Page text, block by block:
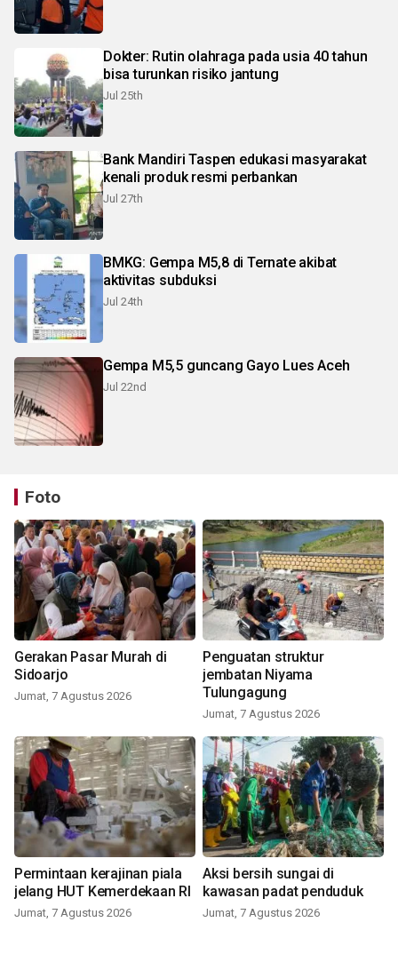
Dokter: Rutin olahraga pada usia 40 tahun
bisa turunkan risiko jantung
Jul 25th
Bank Mandiri Taspen edukasi masyarakat
kenali produk resmi perbankan
Jul 27th
BMKG: Gempa M5,8 di Ternate akibat
aktivitas subduksi
Jul 24th
Gempa M5,5 guncang Gayo Lues Aceh
Jul 22nd
Foto
Gerakan Pasar Murah di
Sidoarjo
Jumat, 7 Agustus 2026
Penguatan struktur
jembatan Niyama
Tulungagung
Jumat, 7 Agustus 2026
Permintaan kerajinan piala
jelang HUT Kemerdekaan RI
Jumat, 7 Agustus 2026
Aksi bersih sungai di
kawasan padat penduduk
Jumat, 7 Agustus 2026